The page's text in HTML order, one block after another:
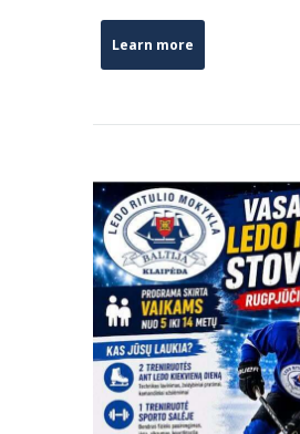
Learn more